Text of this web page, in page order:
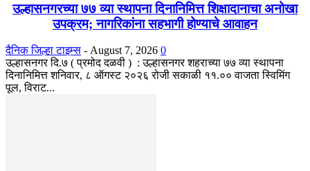
उल्हासनगरच्या ७७ व्या स्थापना दिनानिमित्त शिक्षादानाचा अनोखा
उपक्रम; नागरिकांना सहभागी होण्याचे आवाहन
दैनिक जिल्हा टाइम्स - August 7, 2026 0
उल्हासनगर दि.७ ( प्रमोद दळवी ) : उल्हासनगर शहराच्या ७७ व्या स्थापना
दिनानिमित्त शनिवार, ८ ऑगस्ट २०२६ रोजी सकाळी ११.०० वाजता स्विमिंग
पूल, विराट...